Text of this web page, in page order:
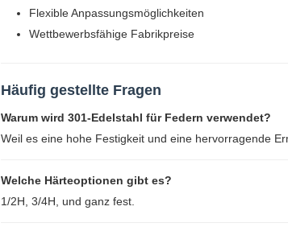
Flexible Anpassungsmöglichkeiten
Wettbewerbsfähige Fabrikpreise
Häufig gestellte Fragen
Warum wird 301-Edelstahl für Federn verwendet?
Weil es eine hohe Festigkeit und eine hervorragende
Welche Härteoptionen gibt es?
1/2H, 3/4H, und ganz fest.